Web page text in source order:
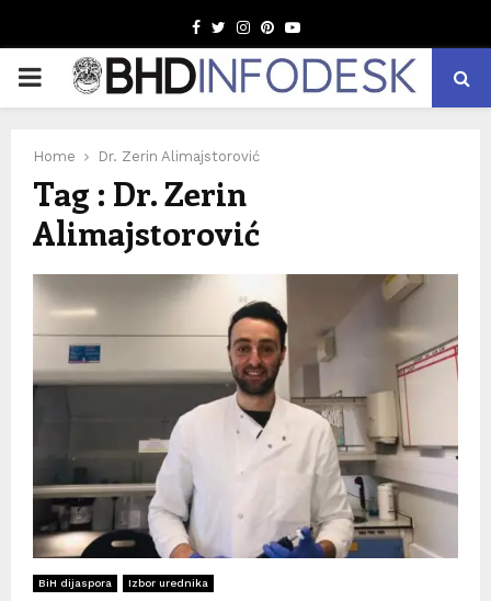
Facebook
TwitterInstagram
Pinterest
Youtube
PRIMARY
Home Dr. Zerin Alimajstorović
Tag : Dr. Zerin
Alimajstorović
BiH dijaspora Izbor urednika